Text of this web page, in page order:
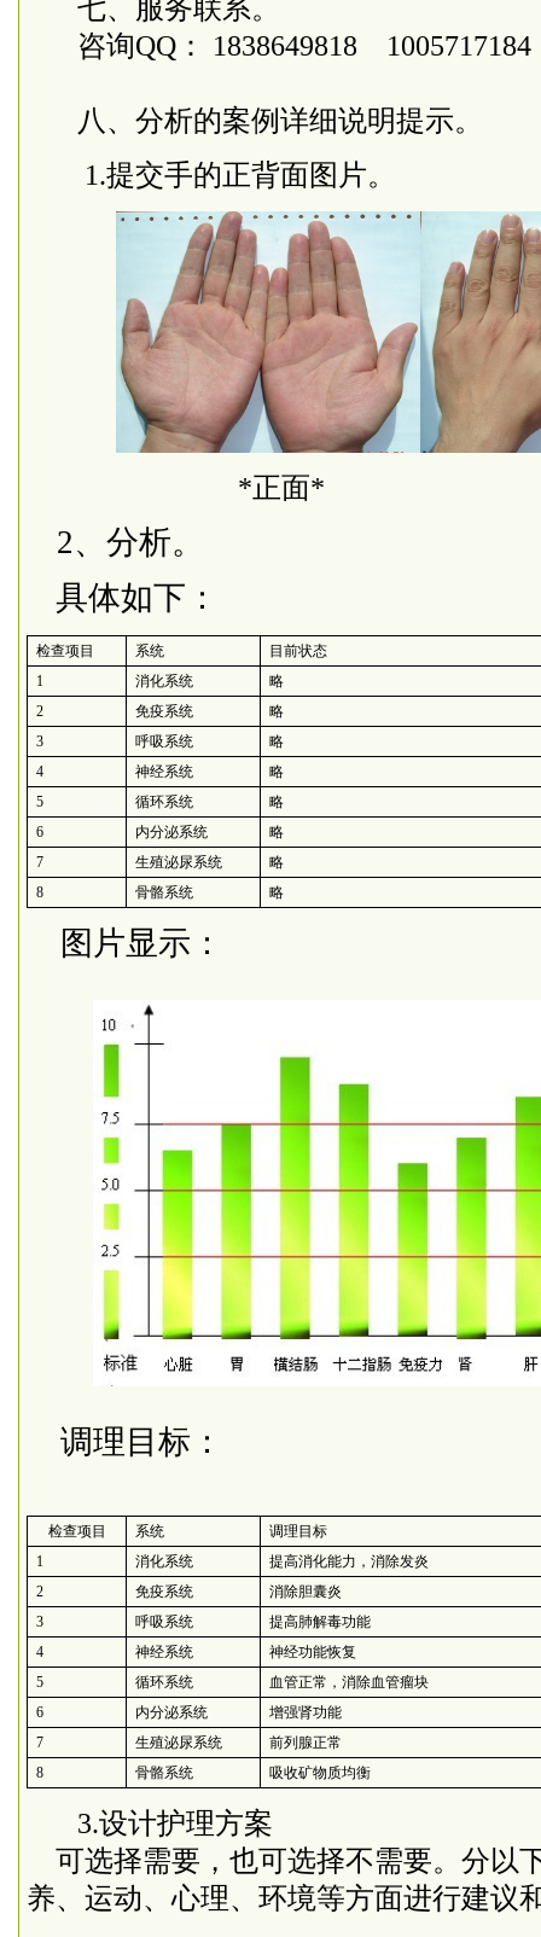
七、服务联系。
咨询QQ ： 1838649818 1005717184
八、 分析的案例详细说明提示。
1.提交手的正背面图片。
*正面* *
2、分析。
具体如下：
检查项目 系统
目前状态
1
消化系统
略
2
免疫系统
略
3
呼吸系统
略
4
神经系统
略
5
循环系统
略
6
内分泌系统
略
7
生殖泌尿系统
略
8
骨骼系统 略
图片显示：
调理目标：
检查项目 系统
调理目标
1
消化系统
提高消化能力，消除发炎
2
免疫系统
消除胆囊炎
3
呼吸系统
提高肺解毒功能
4
神经系统
神经功能恢复
5
循环系统
血管正常，消除血管瘤块
6
内分泌系统
增强肾功能
7
生殖泌尿系统
前列腺正常
8
骨骼系统 吸收矿物质均衡
3.设计护理方案
可选择需要，也可选择不需要。 分以
养、 运动、心理、 环境等方面进行建议